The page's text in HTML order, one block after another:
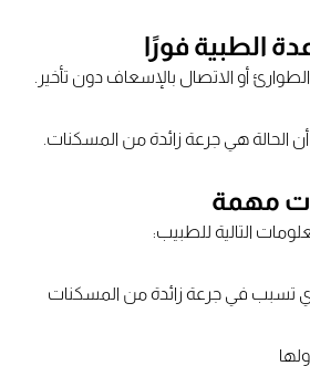
أو الاتصال بالإسعاف دون تأخير.
الحالة هي جرعة زائدة من المسكنات.
التالية للطبيب:
تسبب في جرعة زائدة من المسكنات